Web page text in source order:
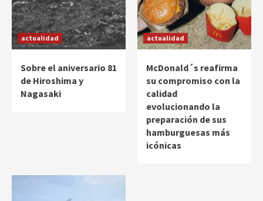
actualidad
Sobre el aniversario 81
de Hiroshima y
Nagasaki
actualidad
McDonald´s reafirma
su compromiso con la
calidad
evolucionando la
preparación de sus
hamburguesas más
icónicas